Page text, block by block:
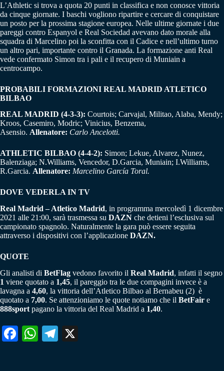
L’Athletic si trova a quota 20 punti in classifica e non conosce vittoria
da cinque giornate. I baschi vogliono ripartire e cercare di conquistare
un posto per la prossima stagione europea. Nelle ultime giornate i due
pareggi contro Espanyol e Real Sociedad avevano dato morale alla
squadra di Marcelino poi la sconfitta con il Cadice e nell’ultimo turno
un altro pari, importante contro il Granada. La formazione anti Real
vede confermato Simon tra i pali e il recupero di Muniain a
centrocampo.
PROBABILI FORMAZIONI REAL MADRID ATLETICO
BILBAO
REAL MADRID (4-3-3): Courtois; Carvajal, Militao, Alaba, Mendy;
Kroos, Casemiro, Modric; Vinicius, Benzema,
Asensio. Allenatore: Carlo Ancelotti.
ATHLETIC BILBAO (4-4-2): Simon; Lekue, Alvarez, Nunez,
Balenziaga; N.Williams, Vencedor, D.Garcia, Muniain; I.Williams,
R.Garcia. Allenatore: Marcelino García Toral.
DOVE VEDERLA IN TV
Real Madrid – Atletico Madrid, in programma mercoledì 1 dicembre
2021 alle 21:00, sarà trasmessa su DAZN che detieni l’esclusiva sul
campionato spagnolo. Naturalmente la gara può essere seguita
attraverso i dispositivi con l’applicazione DAZN.
QUOTE
Gli analisti di BetFlag vedono favorito il Real Madrid, infatti il segno
1 viene quotato a 1,45, il pareggio tra le due compagini invece è a
lavagna a 4,60, la vittoria dell’Atletico Bilbao al Bernabeu (2) è
quotato a 7,00. Se attenzioniamo le quote notiamo che il BetFair e
888sport pagano la vittoria del Real Madrid a 1,40.
Fa W
Te